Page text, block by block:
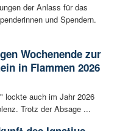
der Anlass für das
und Spendern.
Wochenende zur
in Flammen 2026
lockte auch im Jahr 2026
Trotz der Absage ...